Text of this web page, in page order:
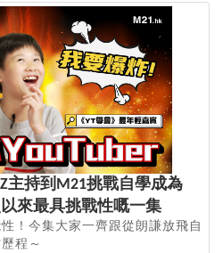
Z主持到M21挑戰自學成為
來最具挑戰性嘅一集
！今集大家一齊跟從朗謙放飛自
程～